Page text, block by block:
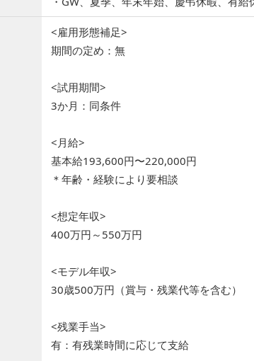
<雇用形態補足>
期間の定め：無
<試用期間>
3か月：同条件
<月給>
基本給193,600円〜220,000円
＊年齢・経験により要相談
<想定年収>
400万円～550万円
<モデル年収>
30歳500万円（賞与・残業代等を含む）
<残業手当>
有：有残業時間に応じて支給